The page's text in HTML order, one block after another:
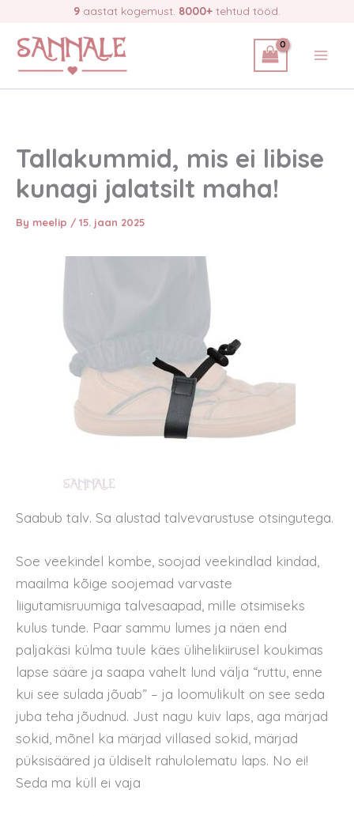
content
9 aastat kogemust. 8000+ tehtud tööd.
Tallakummid, mis ei libise
kunagi jalatsilt maha!
By meelip / 15. jaan 2025
Saabub talv. Sa alustad talvevarustuse otsingutega.
Soe veekindel kombe, soojad veekindlad kindad,
maailma kõige soojemad varvaste
liigutamisruumiga talvesaapad, mille otsimiseks
kulus tunde. Paar sammu lumes ja näen end
paljakäsi külma tuule käes ülihelikiirusel koukimas
lapse sääre ja saapa vahelt lund välja “ruttu, enne
kui see sulada jõuab” – ja loomulikult on see seda
juba teha jõudnud. Just nagu kuiv laps, aga märjad
sokid, mõnel ka märjad villased sokid, märjad
püksisääred ja üldiselt rahulolematu laps. No ei!
Seda ma küll ei vaja